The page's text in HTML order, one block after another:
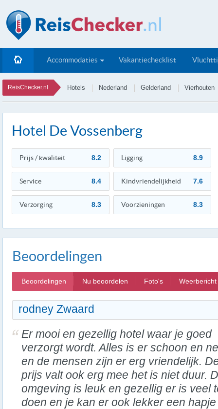
Accommodaties Vakantiechecklist
ReisChecker.nl Hotels Nederland Gelderland Vierhouten
Hotel De Vossenberg
Prijs / kwaliteit 8.2 Ligging 8.9
Service 8.4 Kindvriendelijkheid 7.6
Verzorging 8.3 Voorzieningen 8.3
Beoordelingen
Beoordelingen Nu beoordelen Foto's Weerbericht
rodney Zwaard
Er mooi en gezellig hotel waar je goed
verzorgt wordt. Alles is er schoon en
en de mensen zijn er erg vriendelijk.
prijs valt ook erg mee het is niet duur.
omgeving is leuk en gezellig er is veel
doen en je kan er ook lekker een hapje